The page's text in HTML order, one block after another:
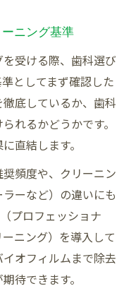
ニング基準
受ける際、歯科選び
としてまず確認した
底しているか、歯科
れるかどうかです。
直結します。
頻度や、クリーニン
ーなど）の違いにも
プロフェッショナ
ニング）を導入して
オフィルムまで除去
待できます。